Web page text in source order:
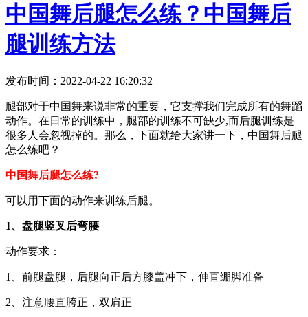
中国舞后腿怎么练？中国舞后
腿训练方法
发布时间：2022-04-22 16:20:32
腿部对于中国舞来说非常的重要，它支撑我们完成所有的舞蹈
动作。在日常的训练中，腿部的训练不可缺少,而后腿训练是
很多人会忽视掉的。那么，下面就给大家讲一下，中国舞后腿
怎么练吧？
中国舞后腿怎么练?
可以用下面的动作来训练后腿。
1、盘腿竖叉后弯腰
动作要求：
1、前腿盘腿，后腿向正后方膝盖冲下，伸直绷脚准备
2、注意腰直胯正，双肩正